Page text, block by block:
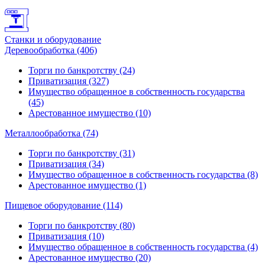
Станки и оборудование
Деревообработка (406)
Торги по банкротству (24)
Приватизация (327)
Имущество обращенное в собственность государства
(45)
Арестованное имущество (10)
Металлообработка (74)
Торги по банкротству (31)
Приватизация (34)
Имущество обращенное в собственность государства (8)
Арестованное имущество (1)
Пищевое оборудование (114)
Торги по банкротству (80)
Приватизация (10)
Имущество обращенное в собственность государства (4)
Арестованное имущество (20)